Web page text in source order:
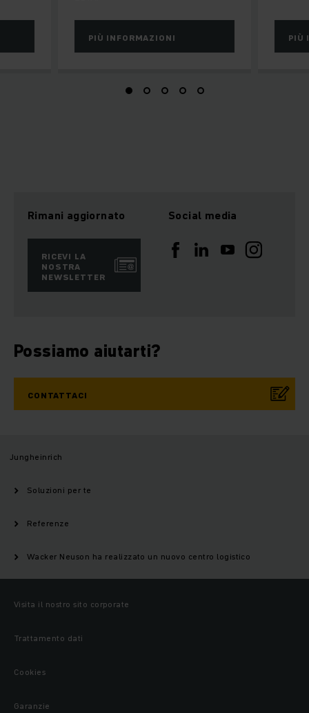
PIÙ INFORMAZIONI PIÙ
Rimani aggiornato
RICEVI LA
NOSTRA
NEWSLETTER
Social media
Possiamo aiutarti?
CONTATTACI
Jungheinrich
Soluzioni per te
Referenze
Wacker Neuson ha realizzato un nuovo centro logistico
Visita il nostro sito corporate
Trattamento dati
Cookies
Garanzie